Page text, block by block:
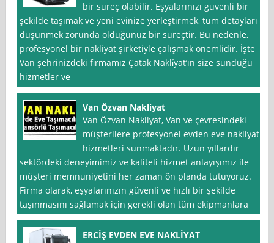
bir süreç olabilir. Eşyalarınızı güvenli bir
şekilde taşımak ve yeni evinize yerleştirmek, tüm detayları
düşünmek zorunda olduğunuz bir süreçtir. Bu nedenle,
profesyonel bir nakliyat şirketiyle çalışmak önemlidir. İşte
Van şehrinizdeki firmamız Çatak Nakli̇yat’ın size sunduğu
hizmetler ve
Van Özvan Nakliyat
Van Özvan Nakliyat, Van ve çevresindeki
müşterilere profesyonel evden eve nakliyat
hizmetleri sunmaktadır. Uzun yıllardır
sektördeki deneyimimiz ve kaliteli hizmet anlayışımız ile
müşteri memnuniyetini her zaman ön planda tutuyoruz.
Firma olarak, eşyalarınızın güvenli ve hızlı bir şekilde
taşınmasını sağlamak için gerekli olan tüm ekipmanlara
ERCİŞ EVDEN EVE NAKLİYAT